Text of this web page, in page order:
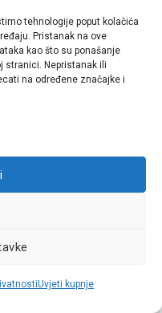
tehnologije poput kolačića
Pristanak na ove
kao što su ponašanje
stranici. Nepristanak ili
na određene značajke i
Uvjeti kupnje
sezonski, a neki kad se